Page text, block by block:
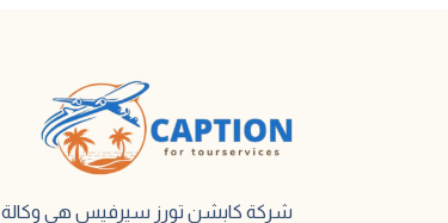
شركة كابشن تورز سيرفيس هي وكالة